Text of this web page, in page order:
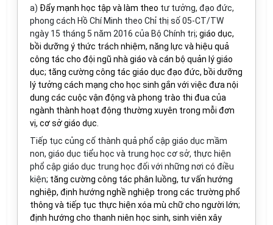
a) Đẩy mạnh học tập và làm theo tư tưởng, đạo đức,
phong cách Hồ Chí Minh theo Chỉ thị số 05-CT/TW
ngày 15 tháng 5 năm 2016 của Bộ Chính trị; giáo dục,
bồi dưỡng ý thức trách nhiệm, năng lực và hiệu quả
công tác cho đội ngũ nhà giáo và cán bộ quản lý giáo
dục; tăng cường công tác giáo dục đạo đức, bồi dưỡng
lý tưởng cách mạng cho học sinh gắn với việc đưa nội
dung các cuộc vận động và phong trào thi đua của
ngành thành hoạt động thường xuyên trong mỗi đơn
vị, cơ sở giáo dục.
Tiếp tục củng cố thành quả phổ cập giáo dục mầm
non, giáo dục tiểu học và trung học cơ sở, thực hiện
phổ cập giáo dục trung học đối với những nơi có điều
kiện; tăng cường công tác phân luồng, tư vấn hướng
nghiệp, định hướng nghề nghiệp trong các trường phổ
thông và tiếp tục thực hiện xóa mù chữ cho người lớn;
định hướng cho thanh niên học sinh, sinh viên xây